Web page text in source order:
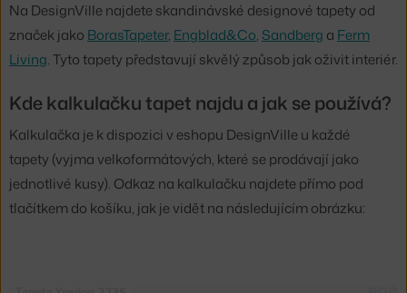
Na DesignVille najdete skandinávské designové tapety od
značek jako BorasTapeter, Engblad&Co, Sandberg a Ferm
Living. Tyto tapety představují skvělý způsob jak oživit interiér.
Kde kalkulačku tapet najdu a jak se používá?
Kalkulačka je k dispozici v eshopu DesignVille u každé
tapety (vyjma velkoformátových, které se prodávají jako
jednotlivé kusy). Odkaz na kalkulačku najdete přímo pod
tlačítkem do košíku, jak je vidět na následujícím obrázku: